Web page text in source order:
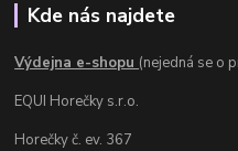
Kde nás najdete
Výdejna e-shopu (nejedná se o
EQUI Horečky s.r.o.
Horečky č. ev. 367